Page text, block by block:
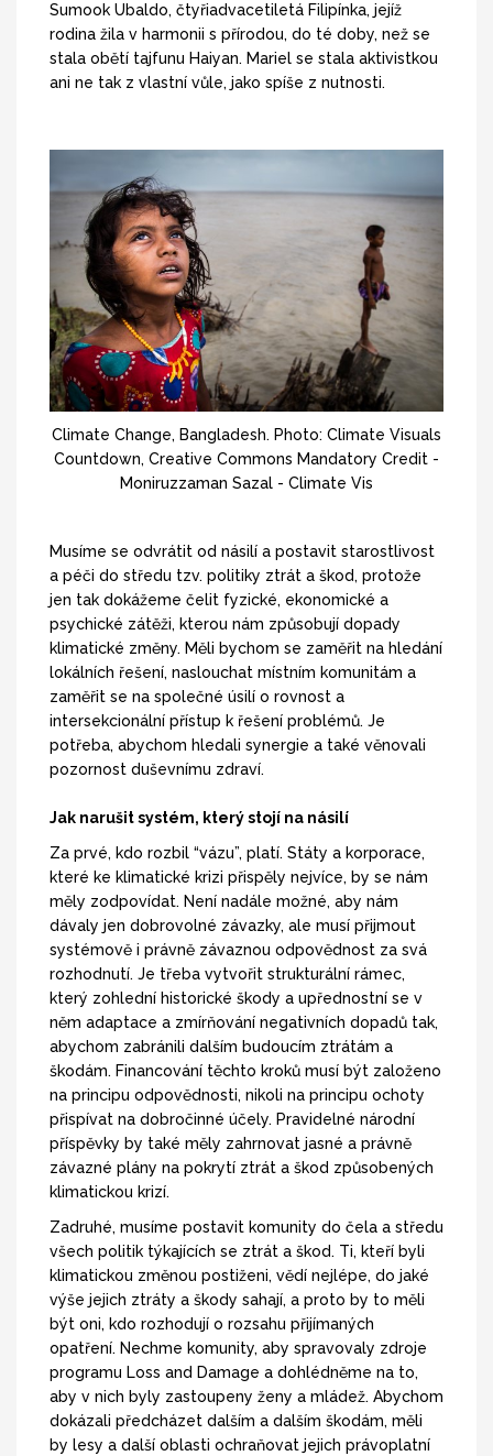
Sumook Ubaldo, čtyřiadvacetiletá Filipínka, jejíž
rodina žila v harmonii s přírodou, do té doby, než se
stala obětí tajfunu Haiyan. Mariel se stala aktivistkou
ani ne tak z vlastní vůle, jako spíše z nutnosti.
Climate Change, Bangladesh. Photo: Climate Visuals
Countdown, Creative Commons Mandatory Credit -
Moniruzzaman Sazal - Climate Vis
Musíme se odvrátit od násilí a postavit starostlivost
a péči do středu tzv. politiky ztrát a škod, protože
jen tak dokážeme čelit fyzické, ekonomické a
psychické zátěži, kterou nám způsobují dopady
klimatické změny. Měli bychom se zaměřit na hledání
lokálních řešení, naslouchat místním komunitám a
zaměřit se na společné úsilí o rovnost a
intersekcionální přístup k řešení problémů. Je
potřeba, abychom hledali synergie a také věnovali
pozornost duševnímu zdraví.
Jak narušit systém, který stojí na násilí
Za prvé, kdo rozbil “vázu”, platí. Státy a korporace,
které ke klimatické krizi přispěly nejvíce, by se nám
měly zodpovídat. Není nadále možné, aby nám
dávaly jen dobrovolné závazky, ale musí přijmout
systémově i právně závaznou odpovědnost za svá
rozhodnutí. Je třeba vytvořit strukturální rámec,
který zohlední historické škody a upřednostní se v
něm adaptace a zmírňování negativních dopadů tak,
abychom zabránili dalším budoucím ztrátám a
škodám. Financování těchto kroků musí být založeno
na principu odpovědnosti, nikoli na principu ochoty
přispívat na dobročinné účely. Pravidelné národní
příspěvky by také měly zahrnovat jasné a právně
závazné plány na pokrytí ztrát a škod způsobených
klimatickou krizí.
Zadruhé, musíme postavit komunity do čela a středu
všech politik týkajících se ztrát a škod. Ti, kteří byli
klimatickou změnou postiženi, vědí nejlépe, do jaké
výše jejich ztráty a škody sahají, a proto by to měli
být oni, kdo rozhodují o rozsahu přijímaných
opatření. Nechme komunity, aby spravovaly zdroje
programu Loss and Damage a dohlédněme na to,
aby v nich byly zastoupeny ženy a mládež. Abychom
dokázali předcházet dalším a dalším škodám, měli
by lesy a další oblasti ochraňovat jejich právoplatní